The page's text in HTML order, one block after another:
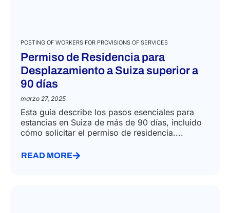
POSTING OF WORKERS FOR PROVISIONS OF SERVICES
Permiso de Residencia para
Desplazamiento a Suiza superior a
90 días
marzo 27, 2025
Esta guía describe los pasos esenciales para
estancias en Suiza de más de 90 días, incluido
cómo solicitar el permiso de residencia....
READ MORE